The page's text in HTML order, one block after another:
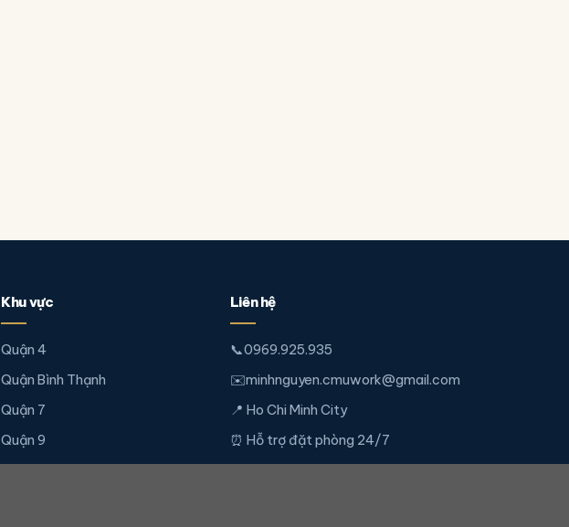
Khu vực
Quận 4
Quận Bình Thạnh
Quận 7
Quận 9
Quận 2
Liên hệ
📞0969.925.935
✉️minhnguyen.cmuwork@gmail.com
📍 Ho Chi Minh City
⏰ Hỗ trợ đặt phòng 24/7